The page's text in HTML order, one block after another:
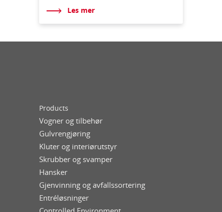
Les mer
Products
Vogner og tilbehør
Gulvrengjøring
Kluter og interiørutstyr
Skrubber og svamper
Hansker
Gjenvinning og avfallssortering
Entréløsninger